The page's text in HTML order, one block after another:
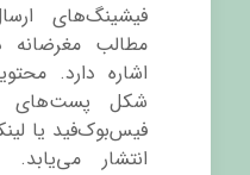
فیشینگهای
مطالب مغرضانه
اشاره دارد.
شکل پست‌های
فیس‌بوک‌فید یا
انتشار